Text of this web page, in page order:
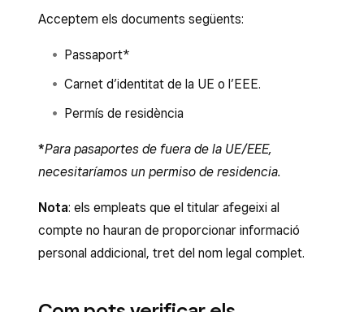
Acceptem els documents següents:
Passaport*
Carnet d’identitat de la UE o l’EEE.
Permís de residència
*Para pasaportes de fuera de la UE/EEE,
necesitaríamos un permiso de residencia.
Nota: els empleats que el titular afegeixi al
compte no hauran de proporcionar informació
personal addicional, tret del nom legal complet.